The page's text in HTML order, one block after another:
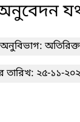
অনুবিভাগ:
তারিখ: ২৫-১১-